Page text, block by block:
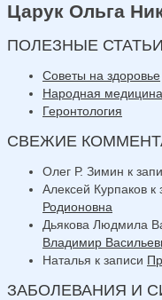
Царук Ольга
ПОЛЕЗНЫЕ СТАТЬИ
Советы на здоровье
Народная медицина
Геронтология
СВЕЖИЕ
Олег Р. Зимин к
Алексей Курпаков к
Родионовна
Дьякова Людмила
Владимир
Наталья к записи
ЗАБОЛЕВАНИЯ И